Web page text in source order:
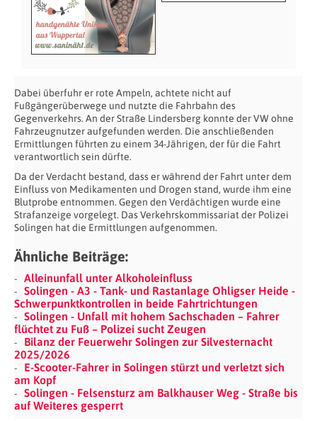
Dabei überfuhr er rote Ampeln, achtete nicht auf
Fußgängerüberwege und nutzte die Fahrbahn des
Gegenverkehrs. An der Straße Lindersberg konnte der VW ohne
Fahrzeugnutzer aufgefunden werden. Die anschließenden
Ermittlungen führten zu einem 34-Jährigen, der für die Fahrt
verantwortlich sein dürfte.
Da der Verdacht bestand, dass er während der Fahrt unter dem
Einfluss von Medikamenten und Drogen stand, wurde ihm eine
Blutprobe entnommen. Gegen den Verdächtigen wurde eine
Strafanzeige vorgelegt. Das Verkehrskommissariat der Polizei
Solingen hat die Ermittlungen aufgenommen.
Ähnliche Beiträge:
Alleinunfall unter Alkoholeinfluss
Solingen - A3 - Tank- und Rastanlage Ohligser Heide -
Schwerpunktkontrollen in beide Fahrtrichtungen
Solingen - Unfall mit hohem Sachschaden – Fahrer
flüchtet zu Fuß – Polizei sucht Zeugen
Bilanz der Feuerwehr Solingen zur Silvesternacht
2025/2026
E-Scooter-Fahrer in Solingen stürzt und verletzt sich
am Kopf
Solingen - Felsensturz am Balkhauser Weg - Straße bis
auf Weiteres gesperrt